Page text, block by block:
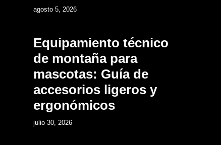
agosto 5, 2026
Equipamiento técnico
de montaña para
mascotas: Guía de
accesorios ligeros y
ergonómicos
julio 30, 2026